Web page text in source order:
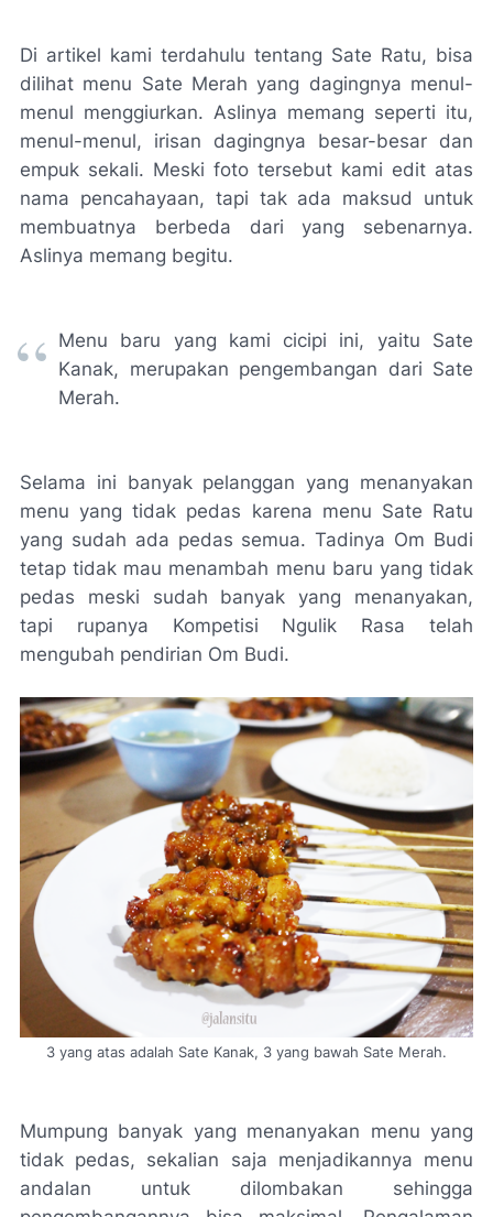
Di artikel kami terdahulu tentang Sate Ratu, bisa
dilihat menu Sate Merah yang dagingnya menul-
menul menggiurkan. Aslinya memang seperti itu,
menul-menul, irisan dagingnya besar-besar dan
empuk sekali. Meski foto tersebut kami edit atas
nama pencahayaan, tapi tak ada maksud untuk
membuatnya berbeda dari yang sebenarnya.
Aslinya memang begitu.
Menu baru yang kami cicipi ini, yaitu Sate
Kanak, merupakan pengembangan dari Sate
Merah.
Selama ini banyak pelanggan yang menanyakan
menu yang tidak pedas karena menu Sate Ratu
yang sudah ada pedas semua. Tadinya Om Budi
tetap tidak mau menambah menu baru yang tidak
pedas meski sudah banyak yang menanyakan,
tapi rupanya Kompetisi Ngulik Rasa telah
mengubah pendirian Om Budi.
3 yang atas adalah Sate Kanak, 3 yang bawah Sate Merah.
Mumpung banyak yang menanyakan menu yang
tidak pedas, sekalian saja menjadikannya menu
andalan untuk dilombakan sehingga